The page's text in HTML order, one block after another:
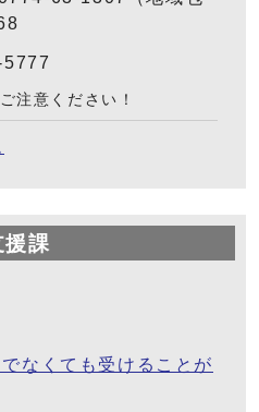
5777
注意ください！
課
なくても受けることが